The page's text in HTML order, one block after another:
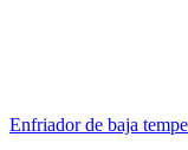
Enfriador de baja